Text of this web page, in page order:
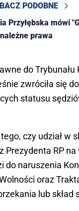
PODOBNE
Przyłębska mówi
prawa
do
zwróciła się
statusu
czy udział w
Prezydenta RP
do naruszenia
oraz
lub skład